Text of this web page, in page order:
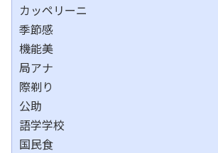
カッペリーニ
季節感
機能美
局アナ
際剃り
公助
語学学校
国民食